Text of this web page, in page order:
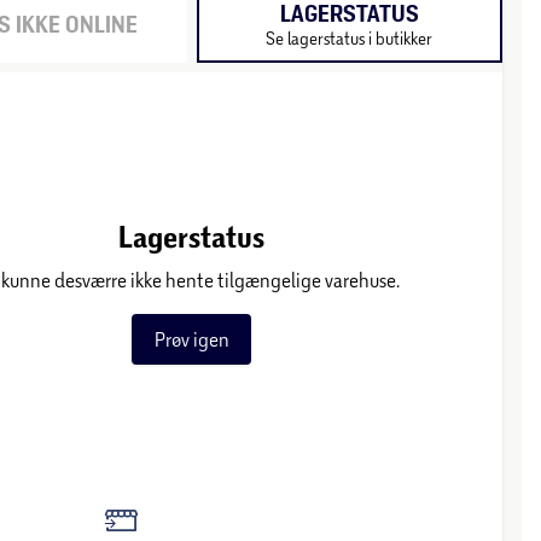
IKKE ONLINE LAGERSTATUS
Se lagerstatus i butikker
Lagerstatus
kunne desværre ikke hente tilgængelige varehuse.
Prøv igen